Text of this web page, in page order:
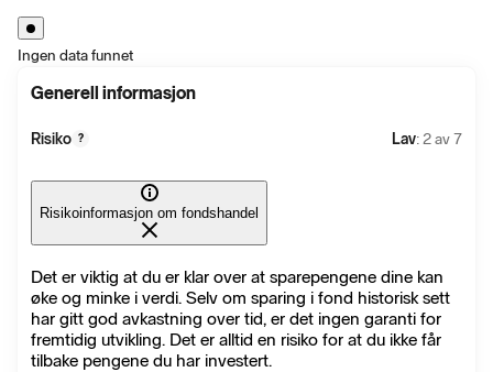
Ingen data funnet
Generell informasjon
Risiko ? Lav: 2 av 7
Risikoinformasjon om fondshandel
Det er viktig at du er klar over at sparepengene dine kan
øke og minke i verdi. Selv om sparing i fond historisk sett
har gitt god avkastning over tid, er det ingen garanti for
fremtidig utvikling. Det er alltid en risiko for at du ikke får
tilbake pengene du har investert.